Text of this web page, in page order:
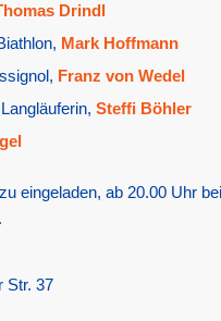
Drindl
Mark Hoffmann
Franz von Wedel
Steffi Böhler
eingeladen, ab 20.00 Uhr
Str. 37